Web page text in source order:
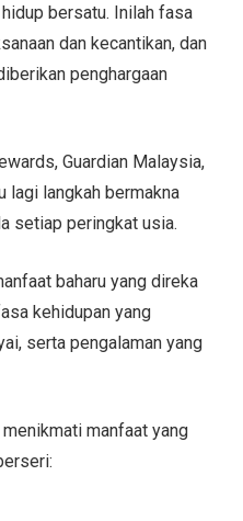
bersatu. Inilah fasa
dan kecantikan, dan
penghargaan
Guardian Malaysia,
lagi langkah bermakna
setiap peringkat usia.
baharu yang direka
kehidupan yang
serta pengalaman yang
manfaat yang